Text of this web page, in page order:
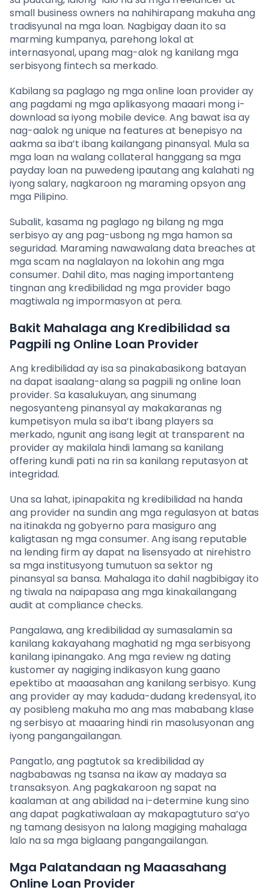
small business owners na nahihirapang makuha ang
tradisyunal na mga loan. Nagbigay daan ito sa
marming kumpanya, parehong lokal at
internasyonal, upang mag-alok ng kanilang mga
serbisyong fintech sa merkado.
Kabilang sa paglago ng mga online loan provider ay
ang pagdami ng mga aplikasyong maaari mong i-
download sa iyong mobile device. Ang bawat isa ay
nag-aalok ng unique na features at benepisyo na
aakma sa iba’t ibang kailangang pinansyal. Mula sa
mga loan na walang collateral hanggang sa mga
payday loan na puwedeng ipautang ang kalahati ng
iyong salary, nagkaroon ng maraming opsyon ang
mga Pilipino.
Subalit, kasama ng paglago ng bilang ng mga
serbisyo ay ang pag-usbong ng mga hamon sa
seguridad. Maraming nawawalang data breaches at
mga scam na naglalayon na lokohin ang mga
consumer. Dahil dito, mas naging importanteng
tingnan ang kredibilidad ng mga provider bago
magtiwala ng impormasyon at pera.
Bakit Mahalaga ang Kredibilidad sa
Pagpili ng Online Loan Provider
Ang kredibilidad ay isa sa pinakabasikong batayan
na dapat isaalang-alang sa pagpili ng online loan
provider. Sa kasalukuyan, ang sinumang
negosyanteng pinansyal ay makakaranas ng
kumpetisyon mula sa iba’t ibang players sa
merkado, ngunit ang isang legit at transparent na
provider ay makilala hindi lamang sa kanilang
offering kundi pati na rin sa kanilang reputasyon at
integridad.
Una sa lahat, ipinapakita ng kredibilidad na handa
ang provider na sundin ang mga regulasyon at batas
na itinakda ng gobyerno para masiguro ang
kaligtasan ng mga consumer. Ang isang reputable
na lending firm ay dapat na lisensyado at nirehistro
sa mga institusyong tumutuon sa sektor ng
pinansyal sa bansa. Mahalaga ito dahil nagbibigay ito
ng tiwala na naipapasa ang mga kinakailangang
audit at compliance checks.
Pangalawa, ang kredibilidad ay sumasalamin sa
kanilang kakayahang maghatid ng mga serbisyong
kanilang ipinangako. Ang mga review ng dating
kustomer ay nagiging indikasyon kung gaano
epektibo at maaasahan ang kanilang serbisyo. Kung
ang provider ay may kaduda-dudang kredensyal, ito
ay posibleng makuha mo ang mas mababang klase
ng serbisyo at maaaring hindi rin masolusyonan ang
iyong pangangailangan.
Pangatlo, ang pagtutok sa kredibilidad ay
nagbabawas ng tsansa na ikaw ay madaya sa
transaksyon. Ang pagkakaroon ng sapat na
kaalaman at ang abilidad na i-determine kung sino
ang dapat pagkatiwalaan ay makapagtuturo sa’yo
ng tamang desisyon na lalong magiging mahalaga
lalo na sa mga biglaang pangangailangan.
Mga Palatandaan ng Maaasahang
Online Loan Provider